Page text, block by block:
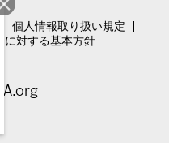
個人情報取り扱い規定
に対する基本方針